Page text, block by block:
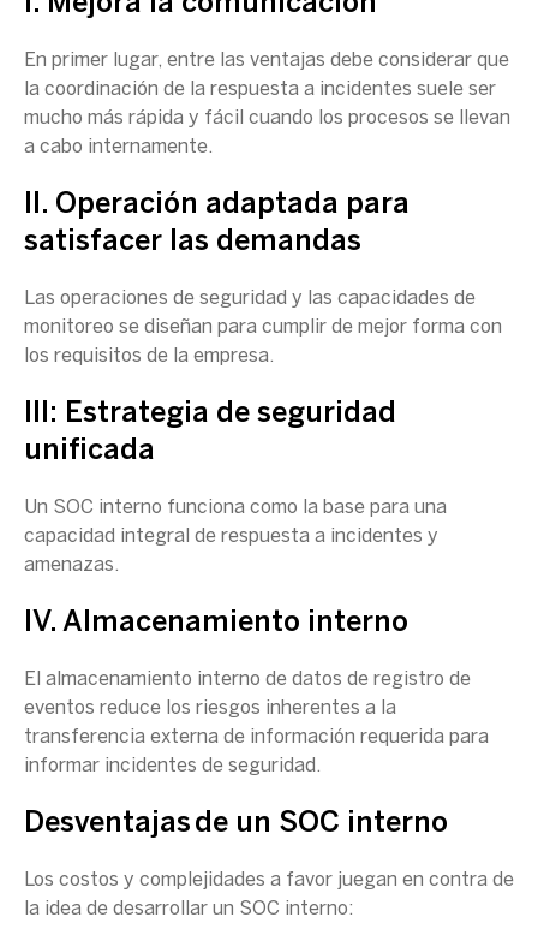
En primer lugar, entre las ventajas debe considerar que
la coordinación de la respuesta a incidentes suele ser
mucho más rápida y fácil cuando los procesos se llevan
a cabo internamente.
II. Operación adaptada para
satisfacer las demandas
Las operaciones de seguridad y las capacidades de
monitoreo se diseñan para cumplir de mejor forma con
los requisitos de la empresa.
III: Estrategia de seguridad
unificada
Un SOC interno funciona como la base para una
capacidad integral de respuesta a incidentes y
amenazas.
IV. Almacenamiento interno
El almacenamiento interno de datos de registro de
eventos reduce los riesgos inherentes a la
transferencia externa de información requerida para
informar incidentes de seguridad .
Desventajas de un SOC interno
Los costos y complejidades a favor juegan en contra de
la idea de desarrollar un SOC interno: